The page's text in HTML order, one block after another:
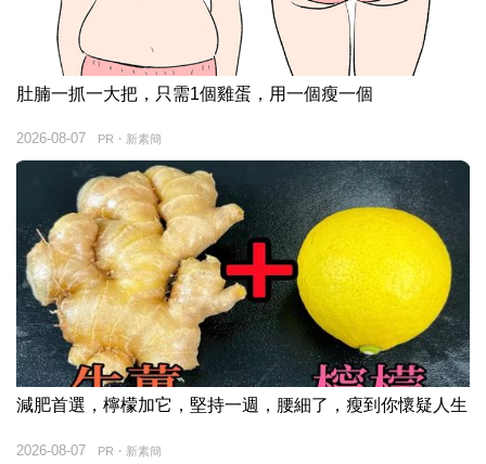
肚腩一抓一大把，只需1個雞蛋，用一個瘦一個
PR・新素簡
2026-08-07
減肥首選，檸檬加它，堅持一週，腰細了，瘦到你懷疑人生
PR・新素簡
2026-08-07